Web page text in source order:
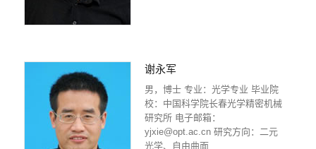
谢永军
男，博士 专业：光学专业 毕业院
校：中国科学院长春光学精密机械
研究所 电子邮箱：
yjxie@opt.ac.cn 研究方向：二元
光学、自由曲面